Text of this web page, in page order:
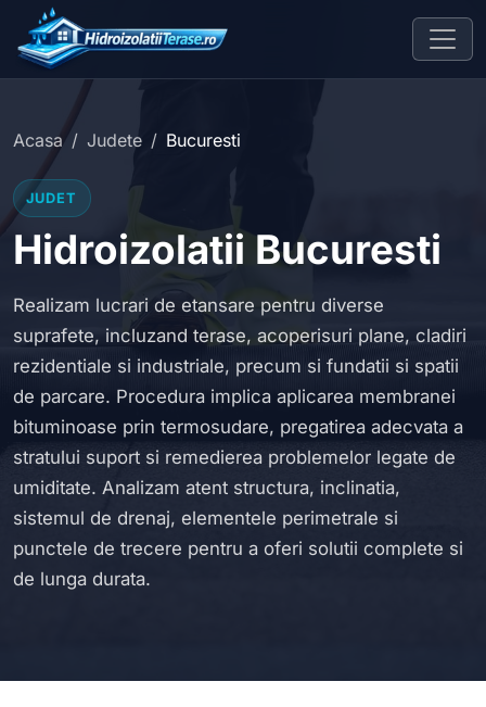
Acasa Judete Bucuresti
JUDET
Hidroizolatii Bucuresti
Realizam lucrari de etansare pentru diverse
suprafete, incluzand terase, acoperisuri plane, cladiri
rezidentiale si industriale, precum si fundatii si spatii
de parcare. Procedura implica aplicarea membranei
bituminoase prin termosudare, pregatirea adecvata a
stratului suport si remedierea problemelor legate de
umiditate. Analizam atent structura, inclinatia,
sistemul de drenaj, elementele perimetrale si
punctele de trecere pentru a oferi solutii complete si
de lunga durata.